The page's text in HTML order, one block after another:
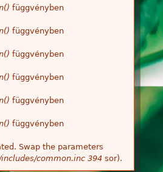
függvényben
függvényben
függvényben
függvényben
függvényben
függvényben
Swap the parameters
common.inc 394 sor).